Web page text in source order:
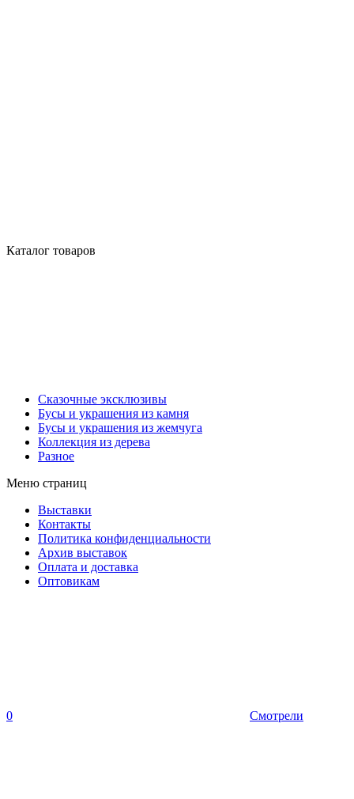
Каталог товаров
Сказочные эксклюзивы
Бусы и украшения из камня
Бусы и украшения из жемчуга
Коллекция из дерева
Разное
Меню страниц
Выставки
Контакты
Политика конфиденциальности
Архив выставок
Оплата и доставка
Оптовикам
0 Смотрели